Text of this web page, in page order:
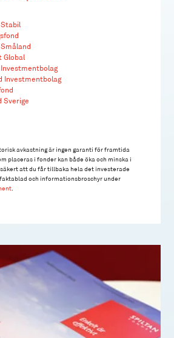
Investmentbolag
Sverige
avkastning är ingen garanti för framtida
placeras i fonder kan både öka och minska i
att du får tillbaka hela det investerade
och informationsbroschyr under